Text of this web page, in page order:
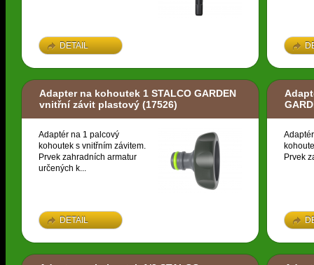
DETAIL
Adapter na kohoutek 1 STALCO GARDEN
vnitřní závit plastový (17526)
Adaptér na 1 palcový
kohoutek s vnitřním závitem.
Prvek zahradních armatur
určených k...
DETAIL
Prvek